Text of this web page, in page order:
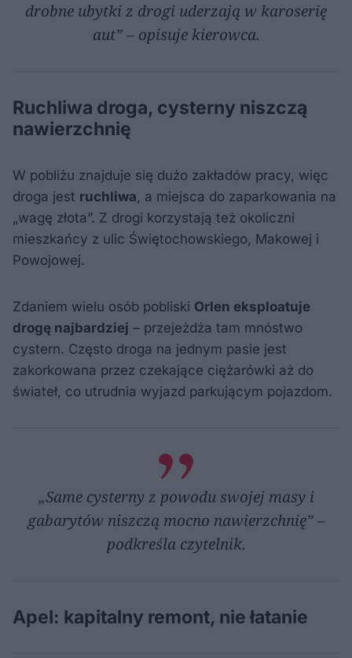
drobne ubytki z drogi uderzają w karoserię
aut” – opisuje kierowca.
Ruchliwa droga, cysterny niszczą
nawierzchnię
W pobliżu znajduje się dużo zakładów pracy, więc
droga jest ruchliwa, a miejsca do zaparkowania na
„wagę złota”. Z drogi korzystają też okoliczni
mieszkańcy z ulic Świętochowskiego, Makowej i
Powojowej.
Zdaniem wielu osób pobliski Orlen eksploatuje
drogę najbardziej – przejeżdża tam mnóstwo
cystern. Często droga na jednym pasie jest
zakorkowana przez czekające ciężarówki aż do
świateł, co utrudnia wyjazd parkującym pojazdom.
„Same cysterny z powodu swojej masy i
gabarytów niszczą mocno nawierzchnię” –
podkreśla czytelnik.
Apel: kapitalny remont, nie łatanie